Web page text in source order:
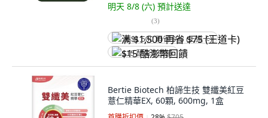
明天 8/8 (六) 預計送達
(3)
满 $1,500 再省 $75 (王道卡)
$15 酷澎幣回饋
Bertie Biotech 柏諦生技 雙纖美紅豆
薏仁精華EX, 60顆, 600mg, 1盒